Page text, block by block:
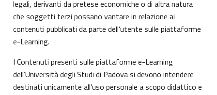
legali, derivanti da pretese economiche o di altra natura
che soggetti terzi possano vantare in relazione ai
contenuti pubblicati da parte dell’utente sulle piattaforme
e-Learning.
I Contenuti presenti sulle piattaforme e-Learning
dell’Università degli Studi di Padova si devono intendere
destinati unicamente all'uso personale a scopo didattico e